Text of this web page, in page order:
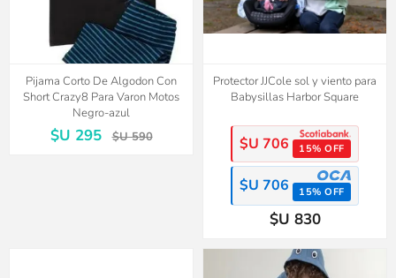
Pijama Corto De Algodon Con
Short Crazy8 Para Varon Motos
Negro-azul
$U 295 $U 590
Protector JJCole sol y viento para
Babysillas Harbor Square
$U 706 15% OFF
$U 706 15% OFF
$U 830